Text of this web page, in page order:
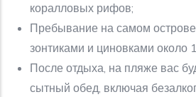
коралловых рифов;
Пребывание на самом
зонтиками и циновками около
После отдыха, на пляже вас
сытный обед, включая